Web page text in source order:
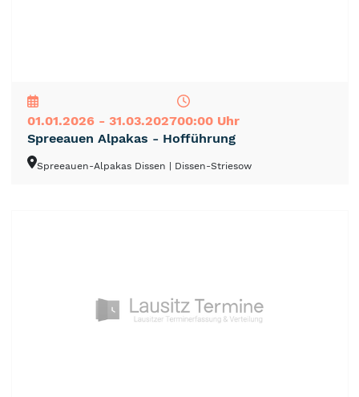
01.01.2026 - 31.03.202700:00 Uhr
Spreeauen Alpakas - Hofführung
Spreeauen-Alpakas Dissen | Dissen-Striesow